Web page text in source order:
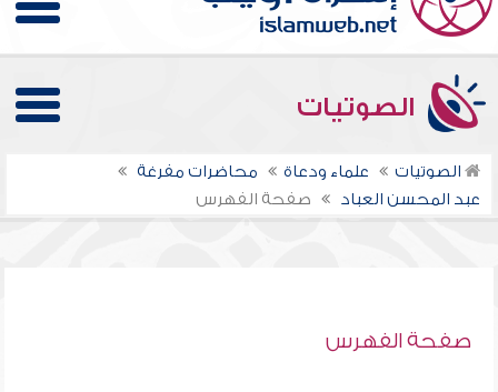
الصوتيات
الصوتيات علماء ودعاة
محاضرات مفرغة
عبد المحسن العباد
صفحة الفهرس
صفحة الفهرس